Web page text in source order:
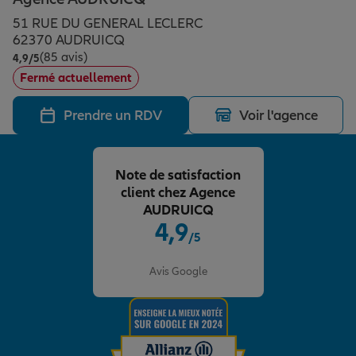
Assurance emprunteur
Prévoyance et dépendance
Assurance animal de compagnie
Protection de la famille
Protection juridique
Épargne & retraite
Plan épargne retraite
Assurance vie
Placements financiers
Investissements immobiliers
Transmission
Vos projets
Partir en vacances
Départ à la retraite
Préparer l’avenir
Conseil assurance
Assurance habitation
Le Pack Famille
Allianz en France
51 RUE DU GENERAL LECLERC
62370 AUDRUICQ
4,9/5Note de 4.9 sur 5
(85 avis)
Fermé actuellement
Prendre un RDV Voir l'agence
4,9/5
Avis Google
Note de satisfaction
client chez Agence
AUDRUICQ